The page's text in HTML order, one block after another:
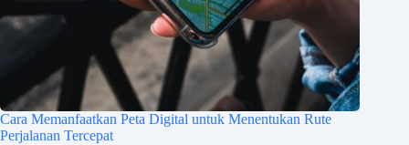
Cara Memanfaatkan Peta Digital untuk Menentukan Rute
Perjalanan Tercepat